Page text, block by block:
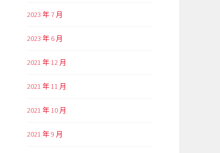
2023 年 7 月
2023 年 6 月
2021 年 12 月
2021 年 11 月
2021 年 10 月
2021 年 9 月